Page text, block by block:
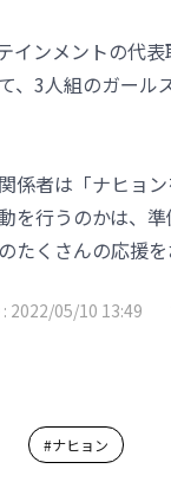
インメントの代
、3人組のガール
係者は「ナヒョ
を行うのかは、
たくさんの応援
2022/05/10 13:49
#ナヒョン